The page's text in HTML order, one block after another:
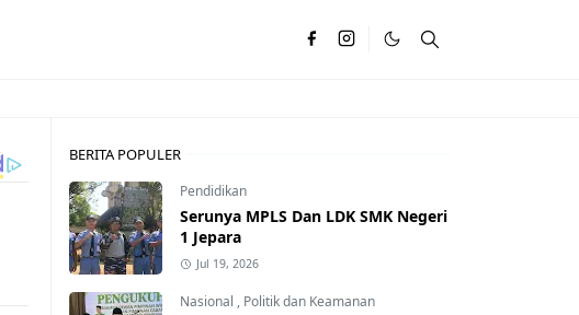
BERITA POPULER
Pendidikan
Serunya MPLS Dan LDK SMK Negeri
1 Jepara
Jul 19, 2026
Nasional , Politik dan Keamanan